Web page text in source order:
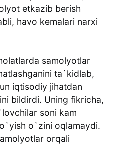
etkazib berish
havo kemalari narxi
samolyotlar
ta`kidlab,
iqtisodiy jihatdan
bildirdi. Uning fikricha,
soni kam
o`zini oqlamaydi.
orqali